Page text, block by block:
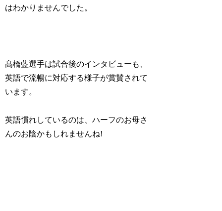
はわかりませんでした。
髙橋藍選手は試合後のインタビューも、
英語で流暢に対応する様子が賞賛されて
います。
英語慣れしているのは、ハーフのお母さ
んのお陰かもしれませんね!